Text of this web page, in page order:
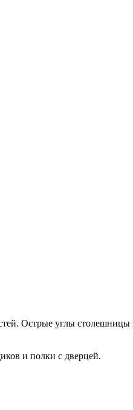
Острые углы столешницы
и полки с дверцей.